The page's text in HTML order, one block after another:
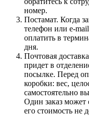
номер.
Постамат. Когда
телефон или e-
оплатить в
дня.
Почтовая
придет в
посылке. Перед
коробки: вес,
самостоятельно
Один заказ может
его стоимость не